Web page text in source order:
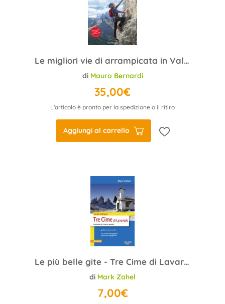
Le migliori vie di arrampicata in Val Gardena e dintorni
di Mauro Bernardi
35,00€
L'articolo è pronto per la spedizione o il ritiro
Aggiungi al carrello
Le più belle gite - Tre Cime di Lavaredo
di Mark Zahel
7,00€